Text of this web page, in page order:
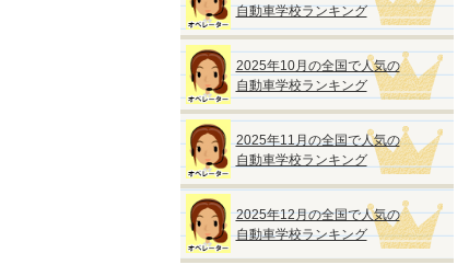
自動車学校ランキング
2025年10月の全国で人気の
自動車学校ランキング
2025年11月の全国で人気の
自動車学校ランキング
2025年12月の全国で人気の
自動車学校ランキング